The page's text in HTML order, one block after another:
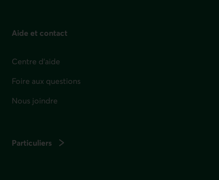
Aide et contact
Centre d'aide
Foire aux questions
Nous joindre
Particuliers